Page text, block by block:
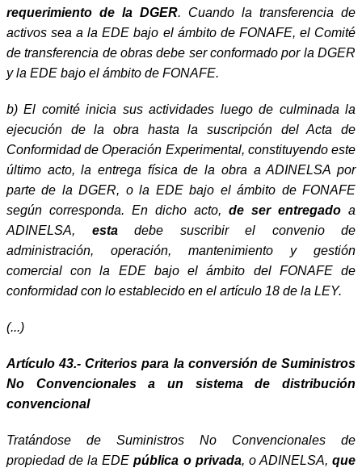
requerimiento de la DGER. Cuando la transferencia de
activos sea a la EDE bajo el ámbito de FONAFE, el Comité
de transferencia de obras debe ser conformado por la DGER
y la EDE bajo el ámbito de FONAFE.
b) El comité inicia sus actividades luego de culminada la
ejecución de la obra hasta la suscripción del Acta de
Conformidad de Operación Experimental, constituyendo este
último acto, la entrega física de la obra a ADINELSA por
parte de la DGER, o la EDE bajo el ámbito de FONAFE
según corresponda. En dicho acto, de ser entregado a
ADINELSA, esta debe suscribir el convenio de
administración, operación, mantenimiento y gestión
comercial con la EDE bajo el ámbito del FONAFE de
conformidad con lo establecido en el artículo 18 de la LEY.
(...)
Artículo 43.- Criterios para la conversión de Suministros
No Convencionales a un sistema de distribución
convencional
Tratándose de Suministros No Convencionales de
propiedad de la EDEpública o privada, o ADINELSA,que